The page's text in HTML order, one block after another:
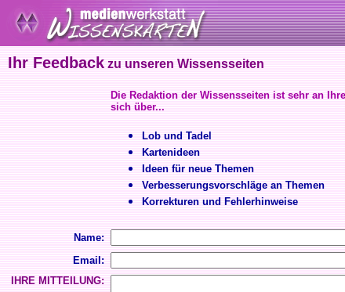
Ihr Feedback zu unseren Wissensseiten
Die Redaktion der Wissensseiten ist sehr an
sich über...
Lob und Tadel
Kartenideen
Ideen für neue Themen
Verbesserungsvorschläge an Themen
Korrekturen und Fehlerhinweise
Name:
Email:
IHRE MITTEILUNG: